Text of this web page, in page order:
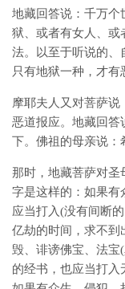
地藏回答说：千万个
狱、或者有女人、或
法。以至于听说的、
只有地狱一种，才有
摩耶夫人又对菩萨
恶道报应。地藏回答
下。佛祖的母亲说：
那时，地藏菩萨对圣
字是这样的：如果有
应当打入(没有间断
亿劫的时间，求不到
毁、诽谤佛宝、法
的经书，也应当打入